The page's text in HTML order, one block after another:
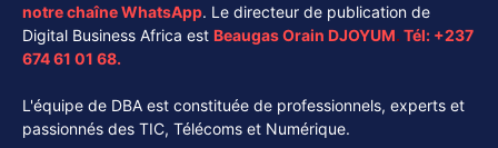
notre chaîneWhatsApp. Le directeur de publication de
Digital Business Africa est Beaugas Orain DJOYUM. Tél: +237
674 61 01 68.
L'équipe de DBA est constituée de professionnels, experts et
passionnés des TIC, Télécoms et Numérique.